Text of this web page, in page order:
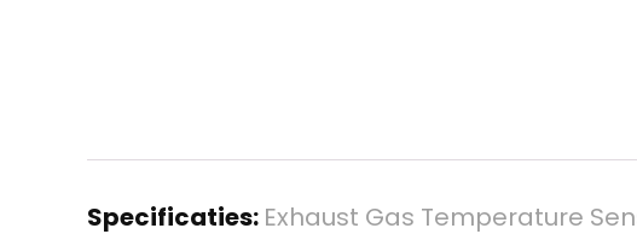
Specificaties: Exhaust Gas Temperature